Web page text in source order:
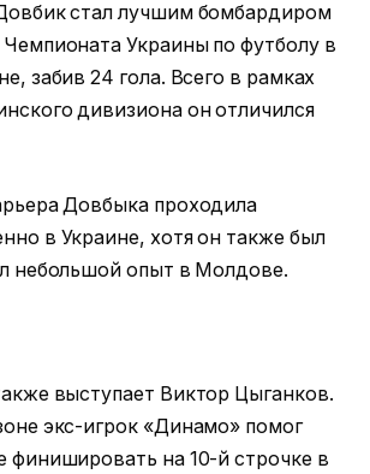
стал лучшим бомбардиром
Украины по футболу в
забив 24 гола. Всего в рамках
дивизиона он отличился
Довбыка проходила
в Украине, хотя он также был
небольшой опыт в Молдове.
выступает Виктор Цыганков.
экс-игрок «Динамо» помог
финишировать на 10-й строчке в